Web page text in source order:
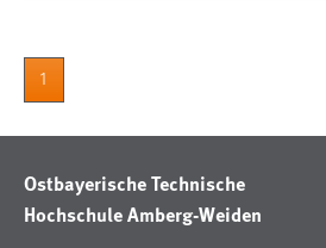
1
Ostbayerische Technische
Hochschule Amberg-Weiden